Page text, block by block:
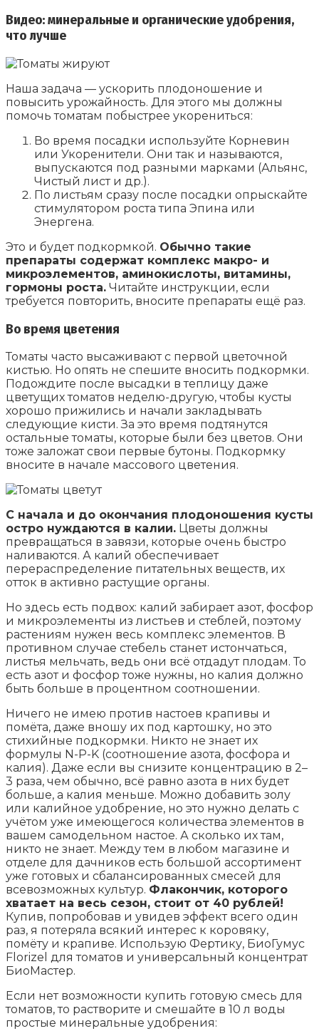
Видео: минеральные и органические удобрения,
что лучше
Наша задача — ускорить плодоношение и
повысить урожайность. Для этого мы должны
помочь томатам побыстрее укорениться:
Во время посадки используйте Корневин
или Укоренители. Они так и называются,
выпускаются под разными марками (Альянс,
Чистый лист и др.).
По листьям сразу после посадки опрыскайте
стимулятором роста типа Эпина или
Энергена.
Это и будет подкормкой. Обычно такие
препараты содержат комплекс макро- и
микроэлементов, аминокислоты, витамины,
гормоны роста. Читайте инструкции, если
требуется повторить, вносите препараты ещё раз.
Во время цветения
Томаты часто высаживают с первой цветочной
кистью. Но опять не спешите вносить подкормки.
Подождите после высадки в теплицу даже
цветущих томатов неделю-другую, чтобы кусты
хорошо прижились и начали закладывать
следующие кисти. За это время подтянутся
остальные томаты, которые были без цветов. Они
тоже заложат свои первые бутоны. Подкормку
вносите в начале массового цветения.
С начала и до окончания плодоношения кусты
остро нуждаются в калии. Цветы должны
превращаться в завязи, которые очень быстро
наливаются. А калий обеспечивает
перераспределение питательных веществ, их
отток в активно растущие органы.
Но здесь есть подвох: калий забирает азот, фосфор
и микроэлементы из листьев и стеблей, поэтому
растениям нужен весь комплекс элементов. В
противном случае стебель станет истончаться,
листья мельчать, ведь они всё отдадут плодам. То
есть азот и фосфор тоже нужны, но калия должно
быть больше в процентном соотношении.
Ничего не имею против настоев крапивы и
помёта, даже вношу их под картошку, но это
стихийные подкормки. Никто не знает их
формулы N-P-K (соотношение азота, фосфора и
калия). Даже если вы снизите концентрацию в 2–
3 раза, чем обычно, всё равно азота в них будет
больше, а калия меньше. Можно добавить золу
или калийное удобрение, но это нужно делать с
учётом уже имеющегося количества элементов в
вашем самодельном настое. А сколько их там,
никто не знает. Между тем в любом магазине и
отделе для дачников есть большой ассортимент
уже готовых и сбалансированных смесей для
всевозможных культур. Флакончик, которого
хватает на весь сезон, стоит от 40 рублей!
Купив, попробовав и увидев эффект всего один
раз, я потеряла всякий интерес к коровяку,
помёту и крапиве. Использую Фертику, БиоГумус
Florizel для томатов и универсальный концентрат
БиоМастер.
Если нет возможности купить готовую смесь для
томатов, то растворите и смешайте в 10 л воды
простые минеральные удобрения: